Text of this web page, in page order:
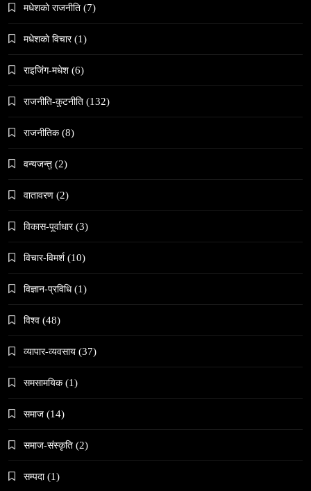
काठमाडौँमा चिरोत्थानसँगै होली पर्व शुभारम्भ
महाशिवरात्री गहिरो आध्यात्मिक यात्रा
जनकपुरधाममा ‘मधेस प्रादेशिक ललितकला प्रदर्शनी
२०८२’ सुरु
मधेशकाे राजनीति (7)
मधेशकाे विचार (1)
राइजिंग-मधेश (6)
राजनीति-कुटनीति (132)
राजनीतिक (8)
वन्यजन्तु (2)
वातावरण (2)
विकास-पूर्वाधार (3)
विचार-विमर्श (10)
विज्ञान-प्रविधि (1)
विश्व (48)
व्यापार-व्यवसाय (37)
समसामयिक (1)
समाज (14)
समाज-संस्कृति (2)
सम्पदा (1)